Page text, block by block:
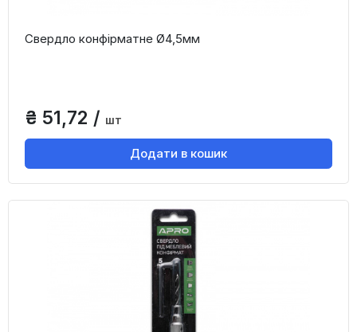
Свердло конфірматне Ø4,5мм
₴ 51,72 / шт
Додати в кошик